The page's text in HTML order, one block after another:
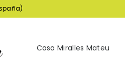
Casa Miralles Mateu